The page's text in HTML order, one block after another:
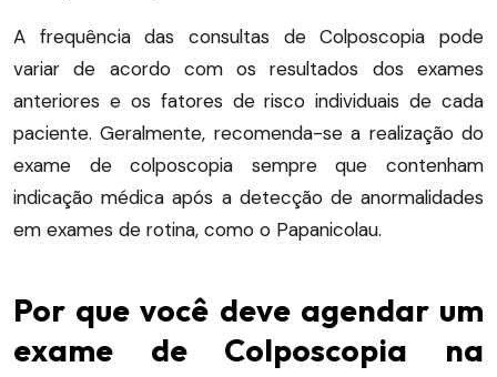
A frequência das consultas de Colposcopia pode
variar de acordo com os resultados dos exames
anteriores e os fatores de risco individuais de cada
paciente.Geralmente, recomenda-se a realização do
exame de colposcopia sempre que contenham
indicação médica após a detecção de anormalidades
em exames de rotina, como o Papanicolau.
Por que você deve agendar um
exame de Colposcopia na